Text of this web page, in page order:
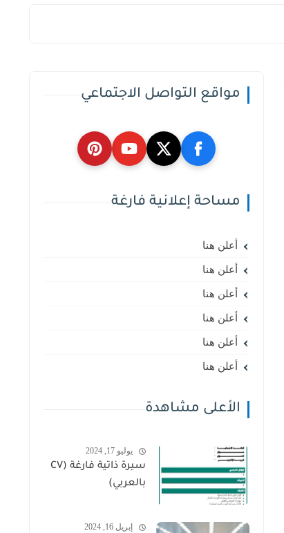
مواقع التواصل الاجتماعي
مساحة إعلانية فارغة
أعلن هنا
أعلن هنا
أعلن هنا
أعلن هنا
أعلن هنا
أعلن هنا
الأعلى مشاهدة
يوليو 17, 2024
سيرة ذاتية فارغة (CV
بالعربي)
إبريل 16, 2024